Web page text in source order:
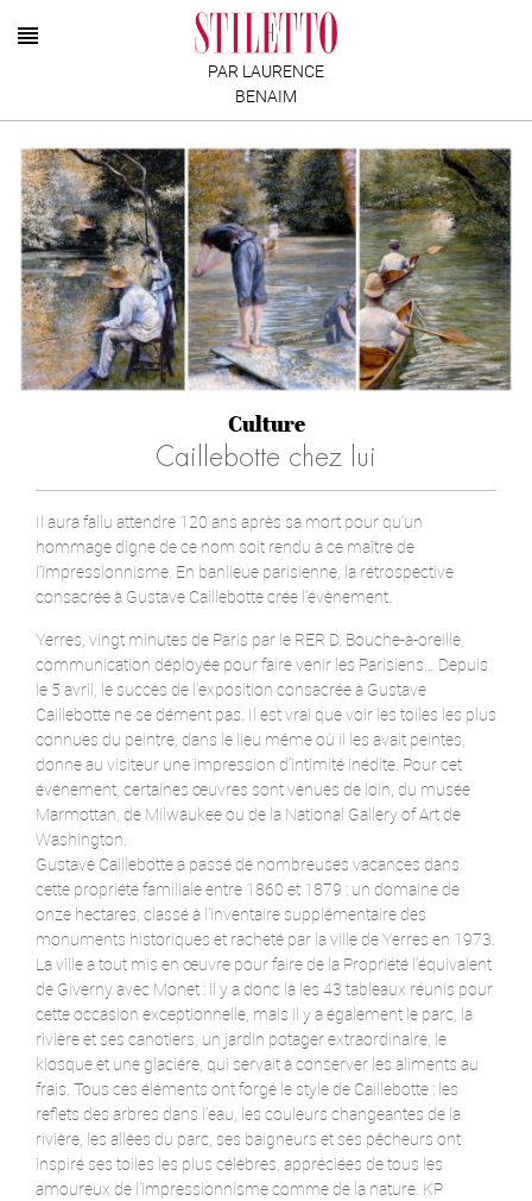
PAR LAURENCE
BENAIM
Culture
Caillebotte chez lui
Il aura fallu attendre 120 ans après sa mort pour qu’un
hommage digne de ce nom soit rendu à ce maître de
l’impressionnisme. En banlieue parisienne, la rétrospective
consacrée à Gustave Caillebotte crée l’évènement.
Yerres, vingt minutes de Paris par le RER D. Bouche-à-oreille,
communication déployée pour faire venir les Parisiens… Depuis
le 5 avril, le succès de l’exposition consacrée à Gustave
Caillebotte ne se dément pas. Il est vrai que voir les toiles les plus
connues du peintre, dans le lieu même où il les avait peintes,
donne au visiteur une impression d’intimité inédite. Pour cet
événement, certaines œuvres sont venues de loin, du musée
Marmottan, de Milwaukee ou de la National Gallery of Art de
Washington.
Gustave Caillebotte a passé de nombreuses vacances dans
cette propriété familiale entre 1860 et 1879 : un domaine de
onze hectares, classé à l'inventaire supplémentaire des
monuments historiques et racheté par la ville de Yerres en 1973.
La ville a tout mis en œuvre pour faire de la Propriété l’équivalent
de Giverny avec Monet : il y a donc là les 43 tableaux réunis pour
cette occasion exceptionnelle, mais il y a également le parc, la
rivière et ses canotiers, un jardin potager extraordinaire, le
kiosque et une glacière, qui servait à conserver les aliments au
frais. Tous ces éléments ont forgé le style de Caillebotte : les
reflets des arbres dans l’eau, les couleurs changeantes de la
rivière, les allées du parc, ses baigneurs et ses pêcheurs ont
inspiré ses toiles les plus célèbres, appréciées de tous les
amoureux de l’impressionnisme comme de la nature. KP